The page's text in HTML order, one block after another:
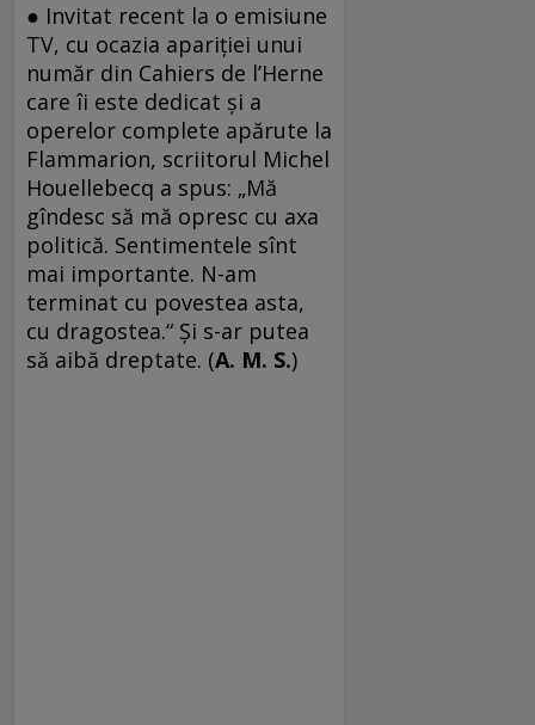
● Invitat recent la o emisiune
TV, cu ocazia apariției unui
număr din Cahiers de l’Herne
care îi este dedicat și a
operelor complete apărute la
Flammarion, scriitorul Michel
Houellebecq a spus: „Mă
gîndesc să mă opresc cu axa
politică. Sentimentele sînt
mai importante. N-am
terminat cu povestea asta,
cu dragostea.“ Și s-ar putea
să aibă dreptate. (A. M. S.)